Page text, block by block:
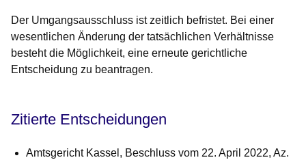
Der Umgangsausschluss ist zeitlich befristet. Bei einer
wesentlichen Änderung der tatsächlichen Verhältnisse
besteht die Möglichkeit, eine erneute gerichtliche
Entscheidung zu beantragen.
Zitierte Entscheidungen
Amtsgericht Kassel, Beschluss vom 22. April 2022, Az.